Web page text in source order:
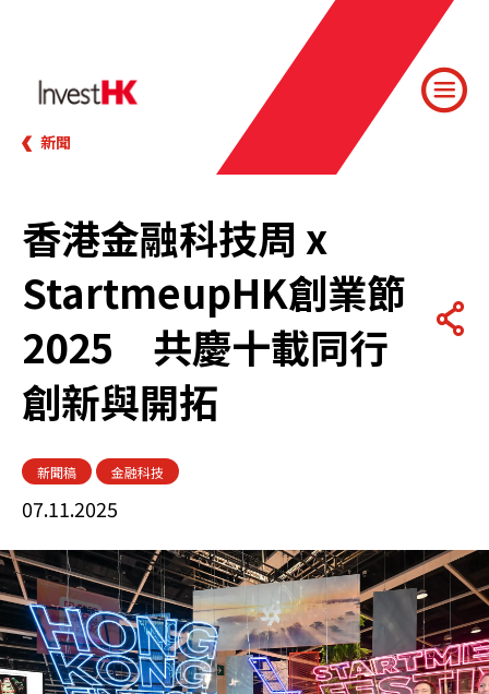
新聞
香港金融科技周 x
StartmeupHK創業節
2025 共慶十載同行
創新與開拓
新聞稿 金融科技
07.11.2025